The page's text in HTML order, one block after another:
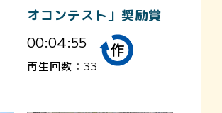
オコンテスト」奨励賞
00:04:55
再生回数：33